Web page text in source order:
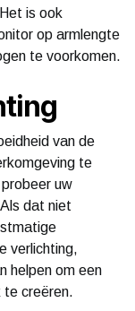
is ook
op armlengte
te voorkomen.
van de
te
uw
dat niet
verlichting,
helpen om een
te creëren.